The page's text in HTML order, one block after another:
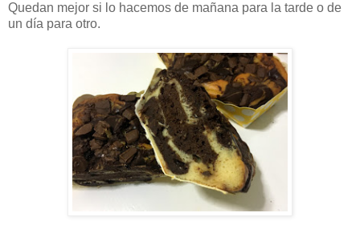
Quedan mejor si lo hacemos de mañana para la tarde o de
un día para otro.